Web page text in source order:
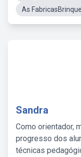
As
Sandra
Como orientador,
progresso dos
técnicas